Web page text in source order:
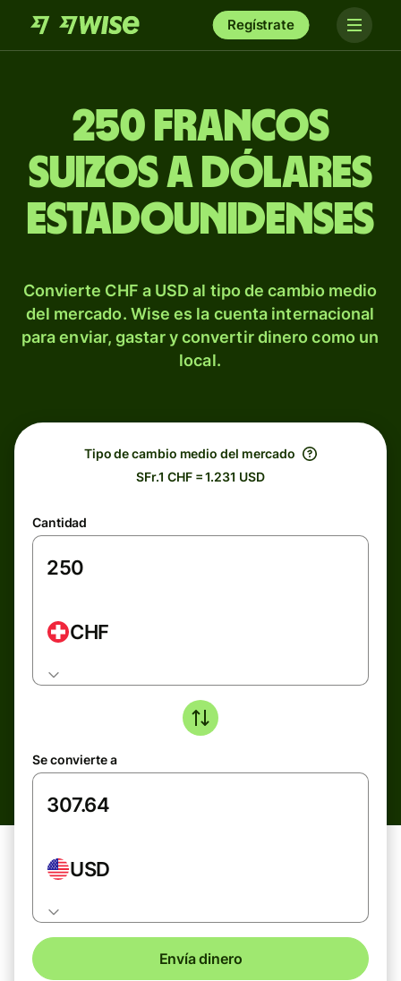
Regístrate
250 francos
suizos a dólares
estadounidenses
Convierte CHF a USD al tipo de cambio medio
del mercado. Wise es la cuenta internacional
para enviar, gastar y convertir dinero como un
local.
Tipo de cambio medio del mercado
SFr.1 CHF = 1.231 USD
Cantidad
CHF
Se convierte a
USD
Envía dinero